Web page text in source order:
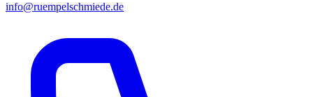
info@ruempelschmiede.de